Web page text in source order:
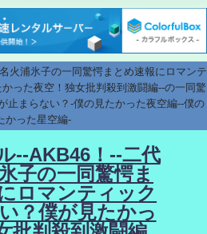
火浦氷子の一同驚愕まとめ速報にロマンテ
った夜空！独女批判殺到激闘編--の一同驚
止まらない？-僕の見たかった夜空編--僕の
かった星空編-
--AKB46！--二代
子の一同驚愕ま
ロマンティック
？僕が見たかっ